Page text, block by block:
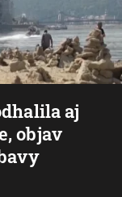
aj
objav